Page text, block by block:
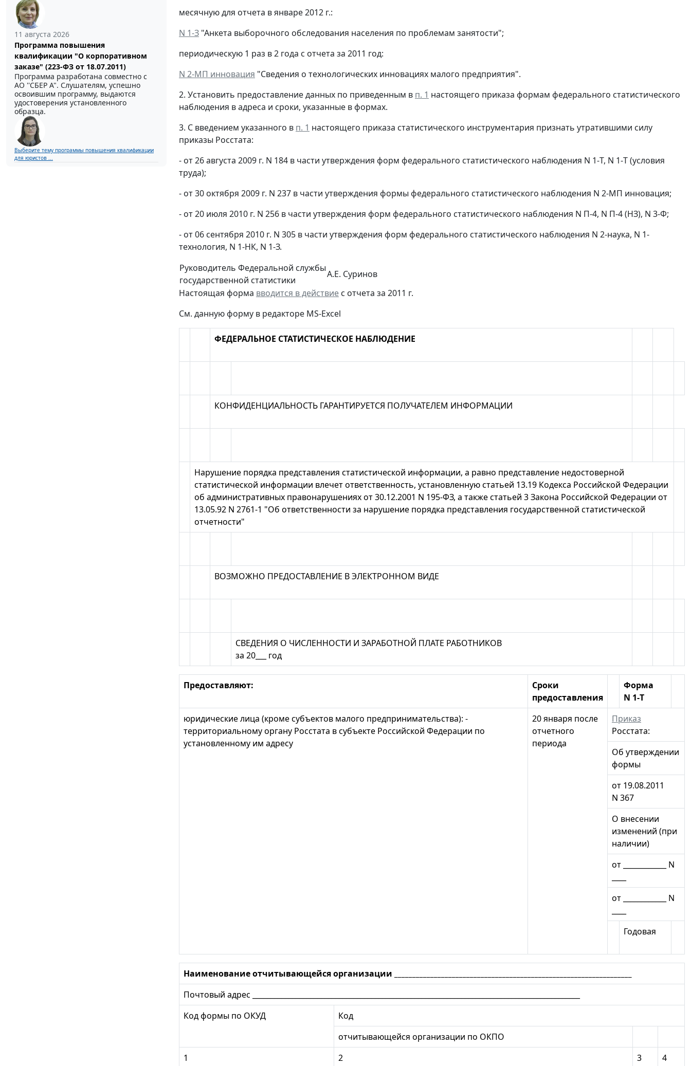
11 августа 2026
Программа повышения
квалификации "О корпоративном
заказе" (223-ФЗ от 18.07.2011)
Программа разработана совместно с
АО ''СБЕР А". Слушателям, успешно
освоившим программу, выдаются
удостоверения установленного
образца.
Выберите тему программы повышения квалификации
для юристов ...
месячную для отчета в январе 2012 г.:
N 1-З "Анкета выборочного обследования населения по проблемам занятости";
периодическую 1 раз в 2 года с отчета за 2011 год:
N 2-МП инновация "Сведения о технологических инновациях малого предприятия".
2. Установить предоставление данных по приведенным в п. 1 настоящего приказа формам федерального статистического
наблюдения в адреса и сроки, указанные в формах.
3. С введением указанного в п. 1 настоящего приказа статистического инструментария признать утратившими силу
приказы Росстата:
- от 26 августа 2009 г. N 184 в части утверждения форм федерального статистического наблюдения N 1-Т, N 1-Т (условия
труда);
- от 30 октября 2009 г. N 237 в части утверждения формы федерального статистического наблюдения N 2-МП инновация;
- от 20 июля 2010 г. N 256 в части утверждения форм федерального статистического наблюдения N П-4, N П-4 (НЗ), N 3-Ф;
- от 06 сентября 2010 г. N 305 в части утверждения форм федерального статистического наблюдения N 2-наука, N 1-
технология, N 1-НК, N 1-З.
Руководитель Федеральной службы
государственной статистики
А.Е. Суринов
Настоящая форма вводится в действие с отчета за 2011 г.
См. данную форму в редакторе MS-Excel
ФЕДЕРАЛЬНОЕ СТАТИСТИЧЕСКОЕ НАБЛЮДЕНИЕ
КОНФИДЕНЦИАЛЬНОСТЬ ГАРАНТИРУЕТСЯ ПОЛУЧАТЕЛЕМ ИНФОРМАЦИИ
Нарушение порядка представления статистической информации, а равно представление недостоверной
статистической информации влечет ответственность, установленную статьей 13.19 Кодекса Российской Федерации
об административных правонарушениях от 30.12.2001 N 195-ФЗ, а также статьей 3 Закона Российской Федерации от
13.05.92 N 2761-1 "Об ответственности за нарушение порядка представления государственной статистической
отчетности"
ВОЗМОЖНО ПРЕДОСТАВЛЕНИЕ В ЭЛЕКТРОННОМ ВИДЕ
СВЕДЕНИЯ О ЧИСЛЕННОСТИ И ЗАРАБОТНОЙ ПЛАТЕ РАБОТНИКОВ
за 20___ год
Предоставляют:
Сроки
предоставления
Форма
N 1-Т
юридические лица (кроме субъектов малого предпринимательства): -
территориальному органу Росстата в субъекте Российской Федерации по
установленному им адресу
20 января после
отчетного
периода
Приказ
Росстата:
Об утверждении
формы
от 19.08.2011
N 367
О внесении
изменений (при
наличии)
от ____________ N
от ____________ N
Годовая
Наименование отчитывающейся организации __________________________________________________________________
Почтовый адрес ___________________________________________________________________________________________
Код формы по ОКУД
Код
отчитывающейся организации по ОКПО
1
2 3 4